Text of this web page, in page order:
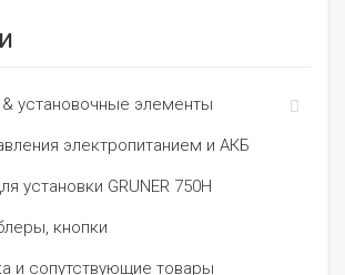
& установочные элементы
электропитанием и АКБ
установки GRUNER 750H
кнопки
и сопутствующие товары